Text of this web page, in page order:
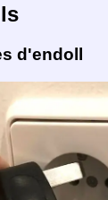
d'endoll